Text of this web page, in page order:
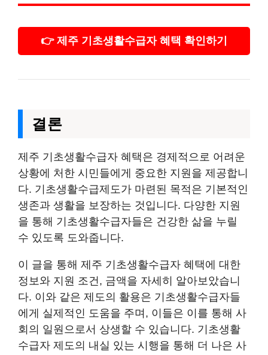
👉 제주 기초생활수급자 혜택 확인하기
결론
제주 기초생활수급자 혜택은 경제적으로 어려운
상황에 처한 시민들에게 중요한 지원을 제공합니
다. 기초생활수급제도가 마련된 목적은 기본적인
생존과 생활을 보장하는 것입니다. 다양한 지원
을 통해 기초생활수급자들은 건강한 삶을 누릴
수 있도록 도와줍니다.
이 글을 통해 제주 기초생활수급자 혜택에 대한
정보와 지원 조건, 금액을 자세히 알아보았습니
다. 이와 같은 제도의 활용은 기초생활수급자들
에게 실제적인 도움을 주며, 이들은 이를 통해 사
회의 일원으로서 상생할 수 있습니다. 기초생활
수급자 제도의 내실 있는 시행을 통해 더 나은 사